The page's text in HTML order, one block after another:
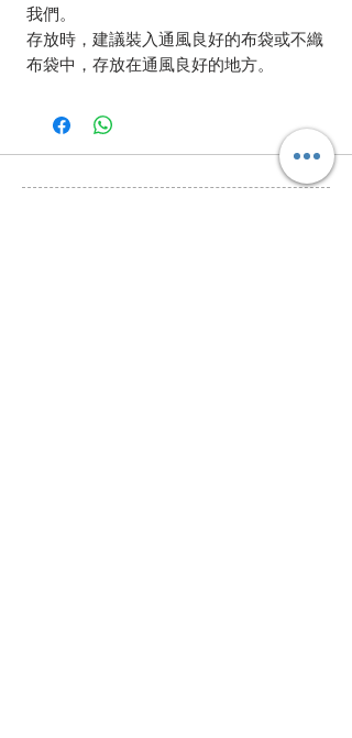
我們。
存放時，建議裝入通風良好的布袋或不織
布袋中，存放在通風良好的地方。